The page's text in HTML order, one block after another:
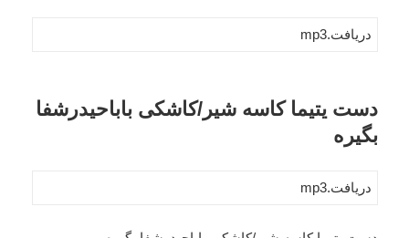
دریافت.mp3
دست یتیما کاسه شیر/کاشکی باباحیدرشفا
بگیره
دریافت.mp3